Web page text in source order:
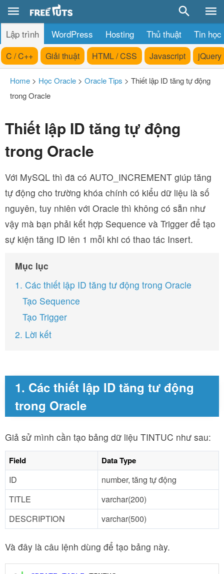
Lập trình WordPress Hosting Thủ thuật Tin học
C / C++ Giải thuật HTML / CSS Javascript jQuery
Home > Học Oracle > Oracle Tips > Thiết lập ID tăng tự động
trong Oracle
Thiết lập ID tăng tự động
trong Oracle
Với MySQL thì đã có AUTO_INCREMENT giúp tăng
tự động cho trường khóa chính có kiểu dữ liệu là số
nguyên, tuy nhiên với Oracle thì không có sẵn như
vậy mà bạn phải kết hợp Sequence và Trigger để tạo
sự kiện tăng ID lên 1 mỗi khi có thao tác Insert.
Mục lục
1. Các thiết lập ID tăng tư động trong Oracle
Tạo Sequence
Tạo Trigger
2. Lời kết
1. Các thiết lập ID tăng tư động
trong Oracle
Giả sử mình cần tạo bảng dữ liệu TINTUC như sau:
Field Data Type
ID
number, tăng tự động
TITLE
varchar(200)
DESCRIPTION
varchar(500)
Và đây là câu lệnh dùng để tạo bảng này.